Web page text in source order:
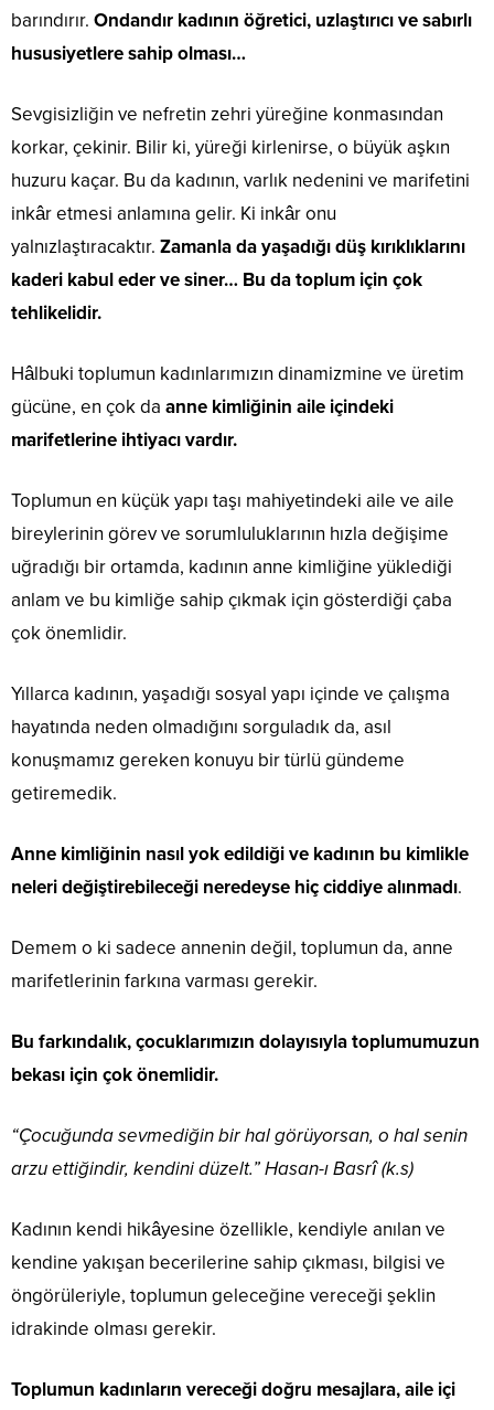
barındırır. Ondandır kadının öğretici, uzlaştırıcı ve sabırlı
hususiyetlere sahip olması…
Sevgisizliğin ve nefretin zehri yüreğine konmasından
korkar, çekinir. Bilir ki, yüreği kirlenirse, o büyük aşkın
huzuru kaçar. Bu da kadının, varlık nedenini ve marifetini
inkâr etmesi anlamına gelir. Ki inkâr onu
yalnızlaştıracaktır. Zamanla da yaşadığı düş kırıklıklarını
kaderi kabul eder ve siner… Bu da toplum için çok
tehlikelidir.
Hâlbuki toplumun kadınlarımızın dinamizmine ve üretim
gücüne, en çok da anne kimliğinin aile içindeki
marifetlerine ihtiyacı vardır.
Toplumun en küçük yapı taşı mahiyetindeki aile ve aile
bireylerinin görev ve sorumluluklarının hızla değişime
uğradığı bir ortamda, kadının anne kimliğine yüklediği
anlam ve bu kimliğe sahip çıkmak için gösterdiği çaba
çok önemlidir.
Yıllarca kadının, yaşadığı sosyal yapı içinde ve çalışma
hayatında neden olmadığını sorguladık da, asıl
konuşmamız gereken konuyu bir türlü gündeme
getiremedik.
Anne kimliğinin nasıl yok edildiği ve kadının bu kimlikle
neleri değiştirebileceği neredeyse hiç ciddiye alınmadı.
Demem o ki sadece annenin değil, toplumun da, anne
marifetlerinin farkına varması gerekir.
Bu farkındalık, çocuklarımızın dolayısıyla toplumumuzun
bekası için çok önemlidir.
“Çocuğunda sevmediğin bir hal görüyorsan, o hal senin
arzu ettiğindir, kendini düzelt.” Hasan-ı Basrî (k.s)
Kadının kendi hikâyesine özellikle, kendiyle anılan ve
kendine yakışan becerilerine sahip çıkması, bilgisi ve
öngörüleriyle, toplumun geleceğine vereceği şeklin
idrakinde olması gerekir.
Toplumun kadınların vereceği doğru mesajlara, aile içi